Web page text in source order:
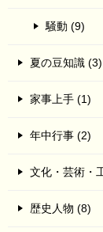
騒動 (9)
夏の豆知識 (3)
家事上手 (1)
年中行事 (2)
文化・芸術・
歴史人物 (8)